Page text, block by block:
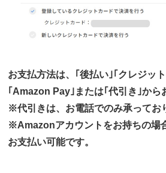
お支払方法は、｢後払い｣｢クレジット
｢Amazon Pay｣または｢代引き｣から
※代引きは、お電話でのみ承ってお
※Amazonアカウントをお持ちの場
お支払い可能です。